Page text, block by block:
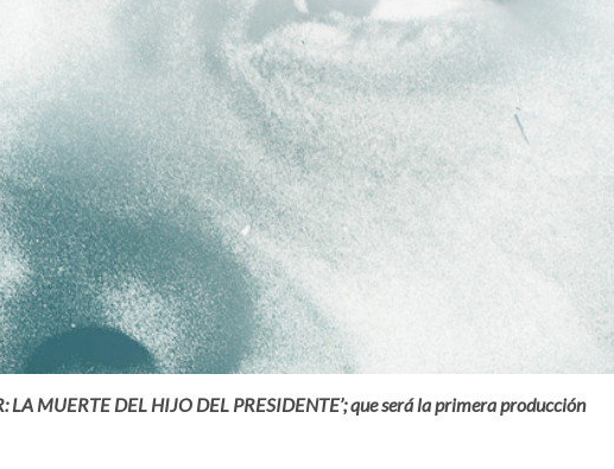
LA MUERTE DEL HIJO DEL PRESIDENTE’; que será la primera producción